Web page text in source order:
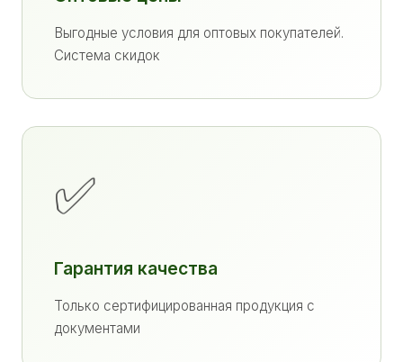
Выгодные условия для оптовых покупателей.
Система скидок
✅
Гарантия качества
Только сертифицированная продукция с
документами